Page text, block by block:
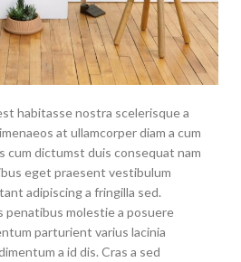
habitasse nostra scelerisque a
at ullamcorper diam a cum
cum dictumst duis consequat nam
eget praesent vestibulum
adipiscing a fringilla sed.
penatibus molestie a posuere
parturient varius lacinia
a id dis. Cras a sed